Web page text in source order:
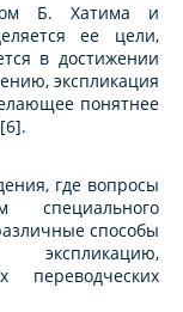
Б. Хатима и
ее цели,
в достижении
экспликация
понятнее
где вопросы
специального
способы
переводческих